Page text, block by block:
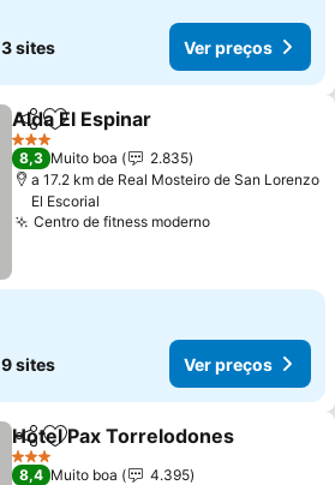
3 sites Ver preços
PartilharAdicionar aos favoritos
Alda El Espinar
3 Estrelas
8,3 Muito boa
2.835
a 17.2 km de Real Mosteiro de San Lorenzo
El Escorial
Centro de fitness modernoVer preços
9 sites Ver preços
PartilharAdicionar aos favoritos
Hotel Pax Torrelodones
3 Estrelas
8,4 Muito boa
4.395